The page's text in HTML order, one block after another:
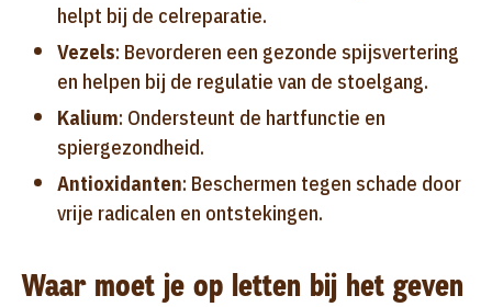
helpt bij de celreparatie.
Vezels: Bevorderen een gezonde spijsvertering
en helpen bij de regulatie van de stoelgang.
Kalium: Ondersteunt de hartfunctie en
spiergezondheid.
Antioxidanten: Beschermen tegen schade door
vrije radicalen en ontstekingen.
Waar moet je op letten bij het geven